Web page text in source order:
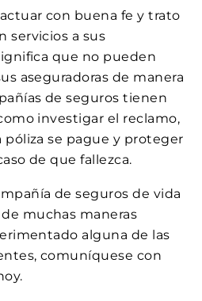
con buena fe y trato
servicios a sus
que no pueden
aseguradoras de manera
de seguros tienen
investigar el reclamo,
póliza se pague y proteger
de que fallezca.
de seguros de vida
muchas maneras
alguna de las
comuníquese con